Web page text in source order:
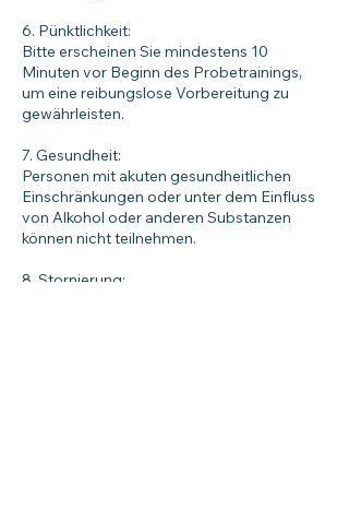
6. Pünktlichkeit:
Bitte erscheinen Sie mindestens 10
Minuten vor Beginn des Probetrainings,
um eine reibungslose Vorbereitung zu
gewährleisten.
7. Gesundheit:
Personen mit akuten gesundheitlichen
Einschränkungen oder unter dem Einfluss
von Alkohol oder anderen Substanzen
können nicht teilnehmen.
8. Stornierung: